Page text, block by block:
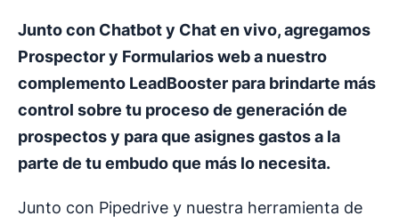
Junto con Chatbot y Chat en vivo, agregamos
Prospector y Formularios web a nuestro
complemento LeadBooster para brindarte más
control sobre tu proceso de generación de
prospectos y para que asignes gastos a la
parte de tu embudo que más lo necesita.
Junto con Pipedrive y nuestra herramienta de